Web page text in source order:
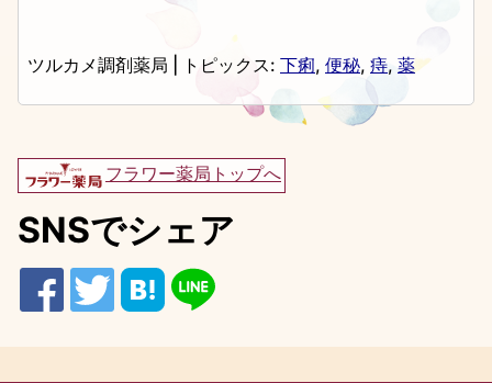
ツルカメ調剤薬局 トピックス: 下痢, 便秘, 痔, 薬
フラワー薬局トップへ
SNSでシェア